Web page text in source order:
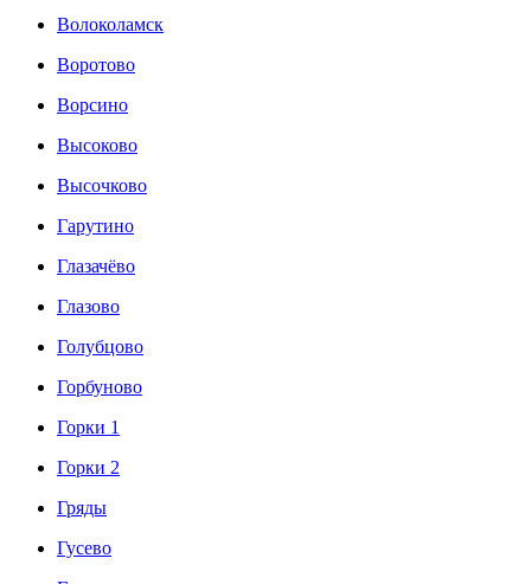
Волоколамск
Воротово
Ворсино
Высоково
Высочково
Гарутино
Глазачёво
Глазово
Голубцово
Горбуново
Горки 1
Горки 2
Гряды
Гусево